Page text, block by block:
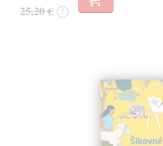
25,20 € ?